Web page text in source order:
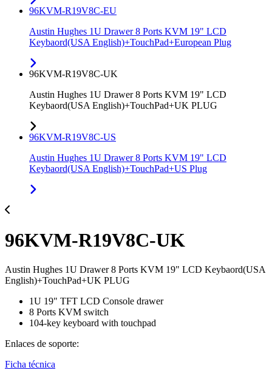
96KVM-R19V8C-EU
Austin Hughes 1U Drawer 8 Ports KVM 19" LCD
Keybaord(USA English)+TouchPad+European Plug
96KVM-R19V8C-UK
Austin Hughes 1U Drawer 8 Ports KVM 19" LCD
Keybaord(USA English)+TouchPad+UK PLUG
96KVM-R19V8C-US
Austin Hughes 1U Drawer 8 Ports KVM 19" LCD
Keybaord(USA English)+TouchPad+US Plug
96KVM-R19V8C-UK
Austin Hughes 1U Drawer 8 Ports KVM 19" LCD Keybaord(USA
English)+TouchPad+UK PLUG
1U 19" TFT LCD Console drawer
8 Ports KVM switch
104-key keyboard with touchpad
Enlaces de soporte:
Ficha técnica